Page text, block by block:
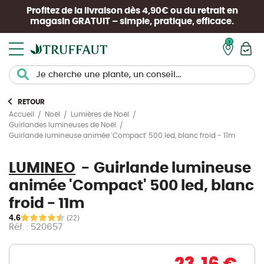
Profitez de la livraison dès 4,90€ ou du retrait en
magasin GRATUIT – simple, pratique, efficace.
RETOUR
Accueil
Noël
Lumières de Noël
Guirlandes lumineuses de Noël
Guirlande lumineuse animée 'Compact' 500 led, blanc froid - 11m
LUMINEO
Guirlande lumineuse
animée 'Compact' 500 led, blanc
froid - 11m
4.6 (22)
Réf. : 520657